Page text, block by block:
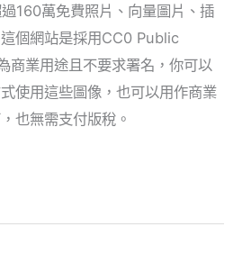
160萬免費照片、向量圖片、插
個網站是採用CC0 Public
商業用途且不要求署名，你可以
使用這些圖像，也可以用作商業
也無需支付版稅。